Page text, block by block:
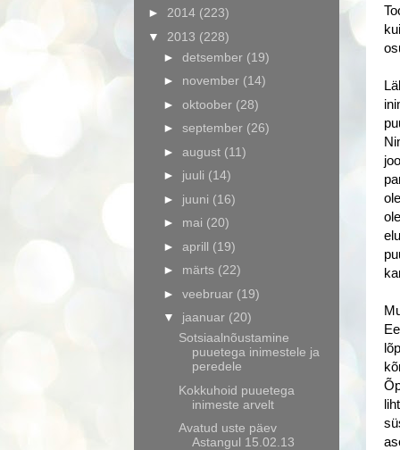
► 2014 (223)
▼ 2013 (228)
► detsember (19)
► november (14)
► oktoober (28)
► september (26)
► august (11)
► juuli (14)
► juuni (16)
► mai (20)
► aprill (19)
► märts (22)
► veebruar (19)
▼ jaanuar (20)
Sotsiaalnõustamine
puuetega inimestele ja
peredele
Kokkuhoid puuetega
inimeste arvelt
Avatud uste päev
Astangul 15.02.13